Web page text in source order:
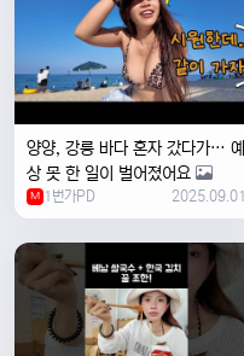
양양, 강릉 바다 혼자 갔다가… 예
상 못 한 일이 벌어졌어요
M 1번가PD 2025.09.01